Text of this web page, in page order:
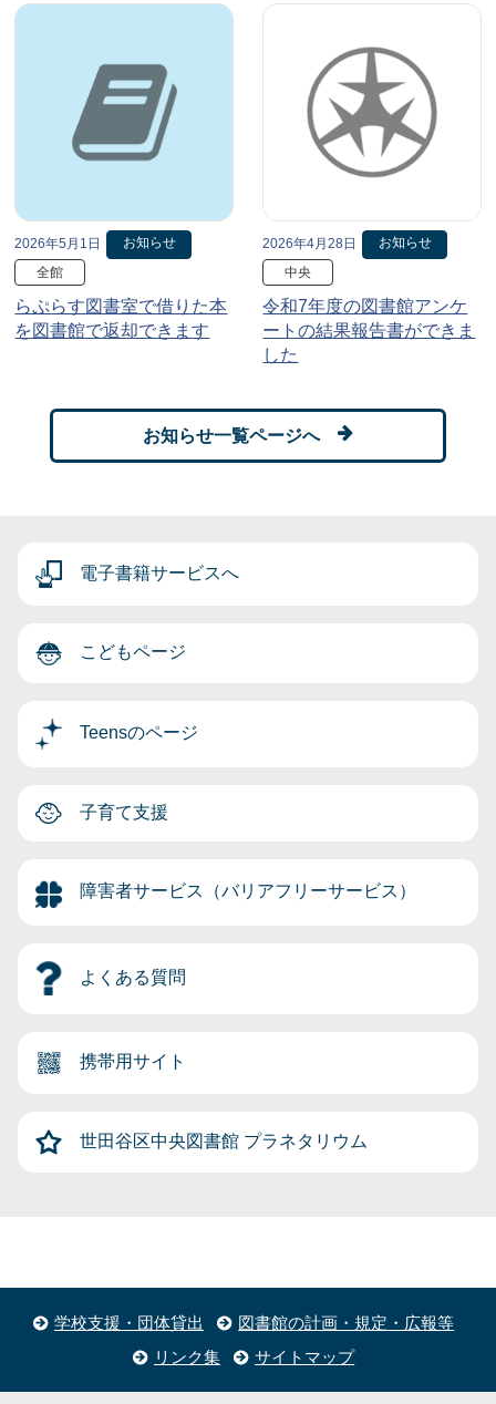
2026年5月1日
お知らせ
全館
らぷらす図書室で借りた本
を図書館で返却できます
2026年4月28日
お知らせ
中央
令和7年度の図書館アンケ
ートの結果報告書ができま
した
お知らせ一覧ページへ
電子書籍サービスへ
こどもページ
Teensのページ
子育て支援
障害者サービス（バリアフリーサービス）
よくある質問
携帯用サイト
世田谷区中央図書館 プラネタリウム
学校支援・団体貸出
図書館の計画・規定・広報等
リンク集
サイトマップ